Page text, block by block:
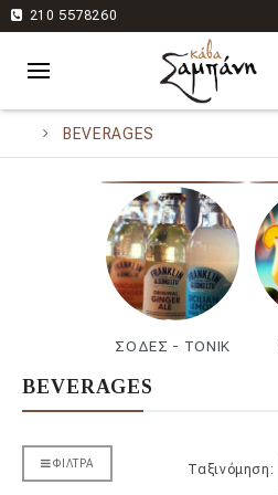
210 5578260
BEVERAGES
ΣΟΔΕΣ - TONIK
BEVERAGES
ΦΊΛΤΡΑ Ταξινόμηση: